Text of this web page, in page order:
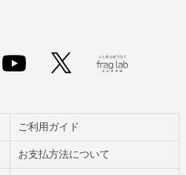
ご利用ガイド
お支払方法について